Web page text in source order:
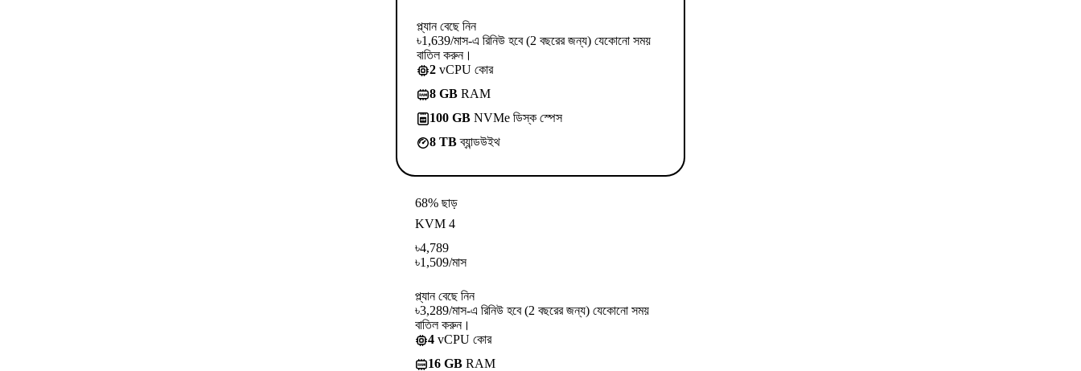
প্ল্যান বেছে নিন
৳1,639/মাস-এ রিনিউ হবে (2 বছরের জন্য) যেকোনো সময়
বাতিল করুন।
2 vCPU কোর
8 GB RAM
100 GB NVMe ডিস্ক স্পেস
8 TBব্যান্ডউইথ
68% ছাড়
KVM 4
৳4,789
৳1,509/মাস
প্ল্যান বেছে নিন
৳3,289/মাস-এ রিনিউ হবে (2 বছরের জন্য) যেকোনো সময়
বাতিল করুন।
4 vCPU কোর
16 GB RAM